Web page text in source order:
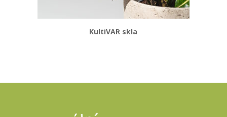
KultiVAR skla